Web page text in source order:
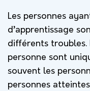
Les personnes
d’apprentissage
différents troubles.
personne sont
souvent les
personnes